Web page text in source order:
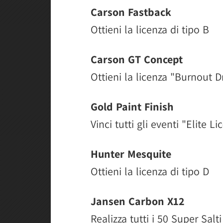
Carson Fastback
Ottieni la licenza di tipo B
Carson GT Concept
Ottieni la licenza "Burnout
Gold Paint Finish
Vinci tutti gli eventi "Elite
Hunter Mesquite
Ottieni la licenza di tipo D
Jansen Carbon X12
Realizza tutti i 50 Super Salti